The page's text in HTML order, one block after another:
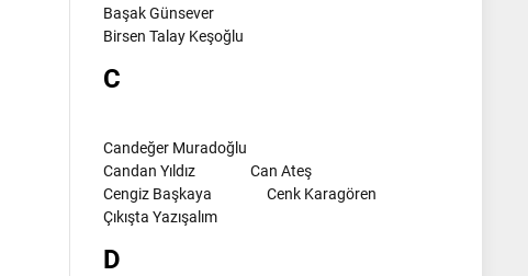
Başak Günsever
Birsen Talay Keşoğlu
C
Candeğer Muradoğlu
Candan Yıldız
Can Ateş
Cengiz Başkaya
Cenk Karagören
Çıkışta Yazışalım
D